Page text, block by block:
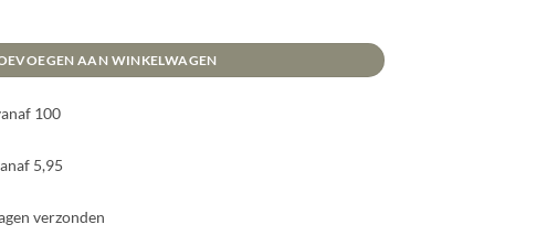
AAN WINKELWAGEN
100
5,95
verzonden